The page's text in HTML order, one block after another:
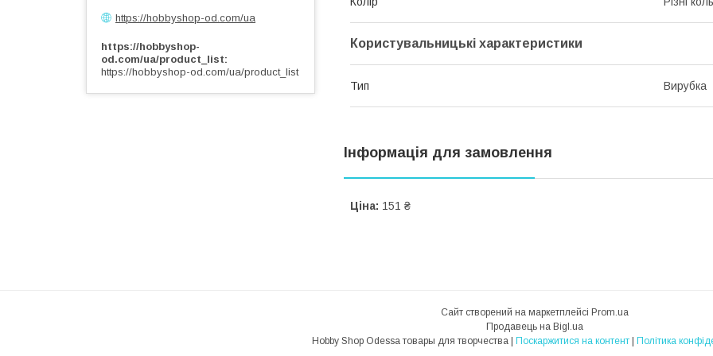
Користувальницькі характеристики
Тип Вирубка
Інформація для замовлення
Ціна: 151 ₴
https://hobbyshop-od.com/ua
https://hobbyshop-
od.com/ua/product_list
https://hobbyshop-od.com/ua/product_list
Сайт створений на маркетплейсі Prom.ua
Продавець на Bigl.ua
Поскаржитися на контент Політика